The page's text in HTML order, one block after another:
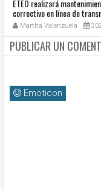
ETED realizará
correctivo en línea de
la región Sur
Martha Valenzuela
PUBLICAR UN
Emoticon